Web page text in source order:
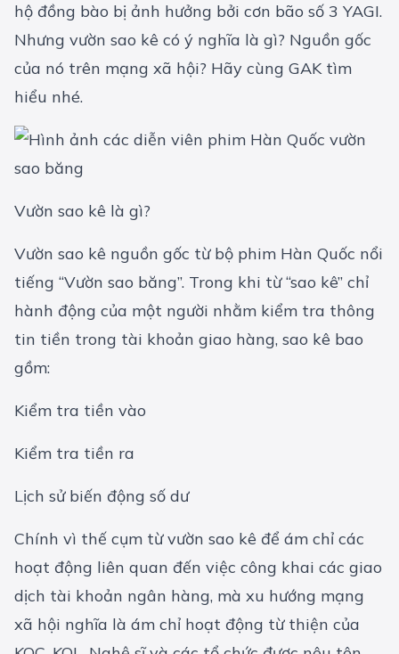
hộ đồng bào bị ảnh hưởng bởi cơn bão số 3 YAGI.
Nhưng vườn sao kê có ý nghĩa là gì? Nguồn gốc
của nó trên mạng xã hội? Hãy cùng GAK tìm
hiểu nhé.
Vườn sao kê là gì?
Vườn sao kê nguồn gốc từ bộ phim Hàn Quốc nổi
tiếng “Vườn sao băng”. Trong khi từ “sao kê” chỉ
hành động của một người nhằm kiểm tra thông
tin tiền trong tài khoản giao hàng, sao kê bao
gồm:
Kiểm tra tiền vào
Kiểm tra tiền ra
Lịch sử biến động số dư
Chính vì thế cụm từ vườn sao kê để ám chỉ các
hoạt động liên quan đến việc công khai các giao
dịch tài khoản ngân hàng, mà xu hướng mạng
xã hội nghĩa là ám chỉ hoạt động từ thiện của